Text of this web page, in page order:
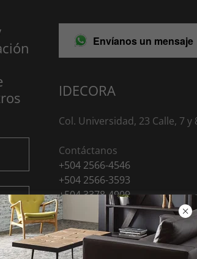
Envíanos un mensaje
IDECORA
Col. Universidad, 23 Calle, 7
+504 2566-4546
+504 2566-3593
+504 3378-4909
+504 3336-0757
Horario